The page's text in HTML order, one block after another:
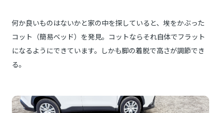
何か良いものはないかと家の中を探していると、埃をかぶった
コット（簡易ベッド）を発見。コットならそれ自体でフラット
になるようにできています。しかも脚の着脱で高さが調節でき
る。